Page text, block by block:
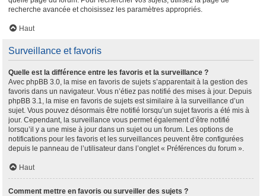
recherche avancée et choisissez les paramètres appropriés.
Haut
Surveillance et favoris
Quelle est la différence entre les favoris et la surveillance ?
Avec phpBB 3.0, la mise en favoris de sujets s’apparentait à la gestion des
favoris dans un navigateur. Vous n’étiez pas notifié des mises à jour. Depuis
phpBB 3.1, la mise en favoris de sujets est similaire à la surveillance d’un
sujet. Vous pouvez désormais être notifié lorsqu’un sujet favoris a été mis à
jour. Cependant, la surveillance vous permet également d’être notifié
lorsqu’il y a une mise à jour dans un sujet ou un forum. Les options de
notifications pour les favoris et les surveillances peuvent être configurées
depuis le panneau de l’utilisateur dans l’onglet « Préférences du forum ».
Haut
Comment mettre en favoris ou surveiller des sujets ?